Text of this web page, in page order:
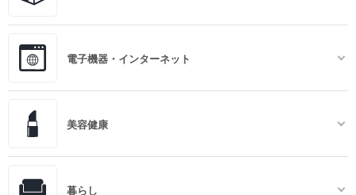
電子機器・インターネット
美容健康
暮らし